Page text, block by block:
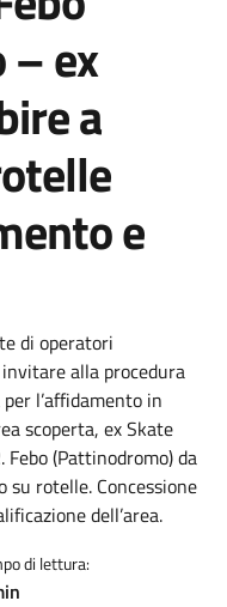
ex
a
e
di operatori
alla procedura
l’affidamento in
scoperta, ex Skate
Febo (Pattinodromo) da
rotelle. Concessione
dell’area.
di lettura: